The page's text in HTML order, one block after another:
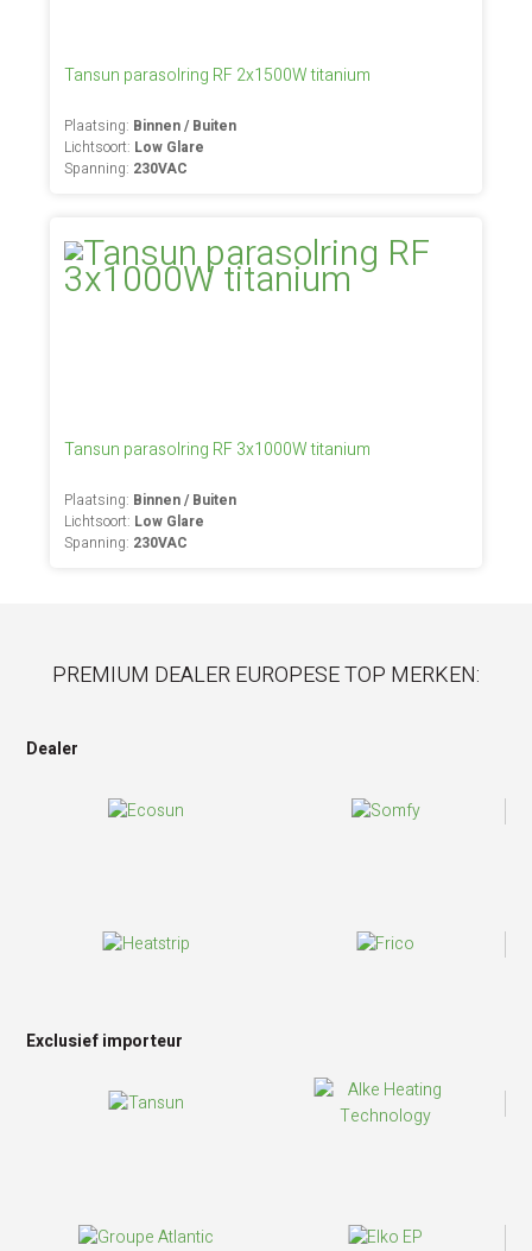
Tansun parasolring RF 2x1500W titanium
Plaatsing: Binnen / Buiten
Lichtsoort: Low Glare
Spanning: 230VAC
Tansun parasolring RF 3x1000W titanium
Plaatsing: Binnen / Buiten
Lichtsoort: Low Glare
Spanning: 230VAC
PREMIUM DEALER EUROPESE TOP MERKEN:
Dealer
Exclusief importeur